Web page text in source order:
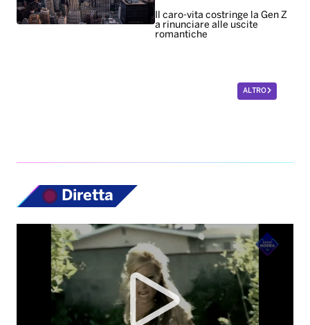
Il caro-vita costringe la Gen Z
a rinunciare alle uscite
romantiche
ALTRO
Diretta